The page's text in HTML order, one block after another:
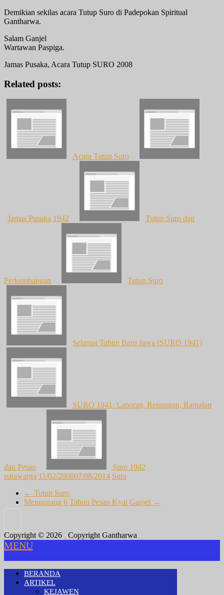
Demikian sekilas acara Tutup Suro di Padepokan Spiritual
Gantharwa.
Salam Ganjel
Wartawan Paspiga.
Jamas Pusaka, Acara Tutup SURO 2008
Related posts:
Acara Tutup Suro
Jamas Pusaka 1942 Tutup Suro dan
Perkembangan Tutup Suro
Selamat Tahun Baru Jawa (SURO 1941)
SURO 1941: Laporan, Renungan, Ramalan
dan Pesan
Suro 1942
natawarga 11/02/200807/08/2014 Sura
← Tutup Suro
Mengenang 6 Tahun Pesan Kyai Ganjel →
Copyright © 2026 . Copyright Gantharwa
MENU
BERANDA
ARTIKEL
KEJAWEN